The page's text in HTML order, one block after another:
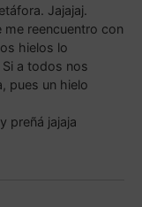
Jajajaj.
me reencuentro con
hielos lo
a todos nos
pues un hielo
preñá jajaja